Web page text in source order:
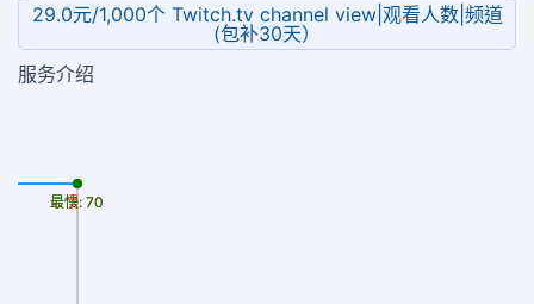
29.0元/1,000个 Twitch.tv channel view|观看人数|频道
(包补30天）
服务介绍
最慢: 70
最快: 70